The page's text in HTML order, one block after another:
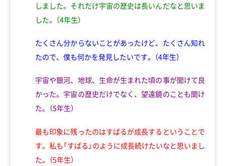
しました。それだけ宇宙の歴史は長いんだなと思いま
した。（4年生）
たくさん分からないことがあったけど、たくさん知れ
たので、僕も何かを発見したいです。（4年生）
宇宙や銀河、地球、生命が生まれた頃の事が聞けて良
かった。宇宙の歴史だけでなく、望遠鏡のことも聞け
た。（5年生）
最も印象に残ったのはすばるが成長するということで
す。私も「すばる」のように成長続けたいなと思いまし
た。（5年生）